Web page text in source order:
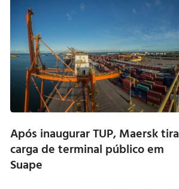
Após inaugurar TUP, Maersk tira
carga de terminal público em
Suape